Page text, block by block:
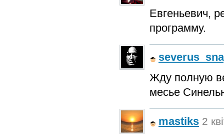
Евгеньевич,
программу.
Жду полную
месье
mastiks 2